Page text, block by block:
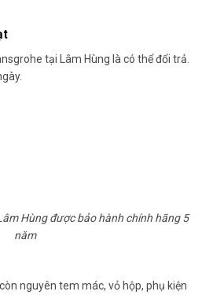
tại Lâm Hùng là có thể đổi trả.
Hùng được bảo hành chính hãng 5
năm
nguyên tem mác, vỏ hộp, phụ kiện